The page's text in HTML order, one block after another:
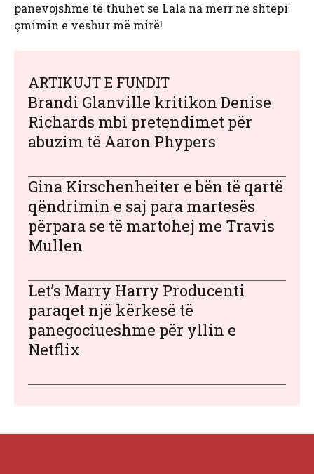
panevojshme të thuhet se Lala na merr në shtëpi
çmimin e veshur më mirë!
ARTIKUJT E FUNDIT
Brandi Glanville kritikon Denise
Richards mbi pretendimet për
abuzim të Aaron Phypers
Gina Kirschenheiter e bën të qartë
qëndrimin e saj para martesës
përpara se të martohej me Travis
Mullen
Let’s Marry Harry Producenti
paraqet një kërkesë të
panegociueshme për yllin e
Netflix